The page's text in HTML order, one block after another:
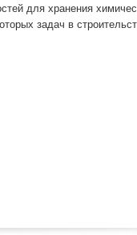
для хранения
задач в